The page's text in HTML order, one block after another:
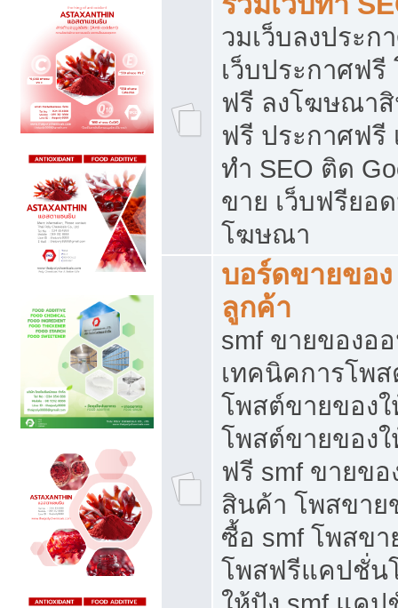
วมเว็บลงประก
เว็บประกาศฟ
ฟรี ลงโฆษณา
ฟรี ประกาศฟรี
ทำ SEO ติด
ขาย เว็บฟรียอ
โฆษณา
บอร์ดขายของ
ลูกค้า
smf ขายของอ
เทคนิคการโพ
โพสต์ขายของ
โพสต์ขายของ
ฟรี smf ขายข
สินค้า โพสขาย
ซื้อ smf โพสข
โพสฟรีแคปชั่น